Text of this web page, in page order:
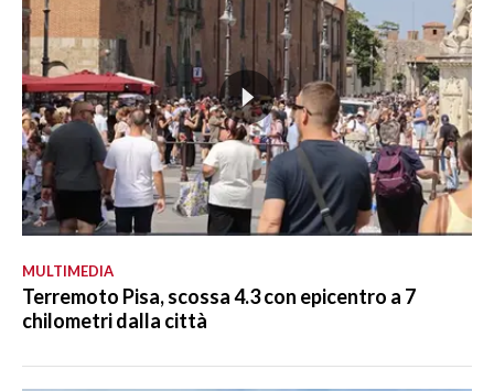
MULTIMEDIA
Terremoto Pisa, scossa 4.3 con epicentro a 7
chilometri dalla città